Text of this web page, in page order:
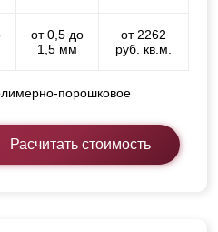
от 0,5 до
1,5 мм
от 2262
руб. кв.м.
порошковое
Расчитать стоимость